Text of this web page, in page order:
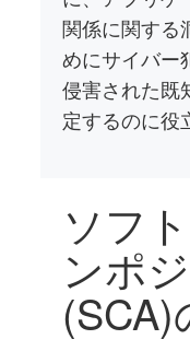
関係に関する
めにサイバー
侵害された既
定するのに役
ソフ
ンポ
(SCA)